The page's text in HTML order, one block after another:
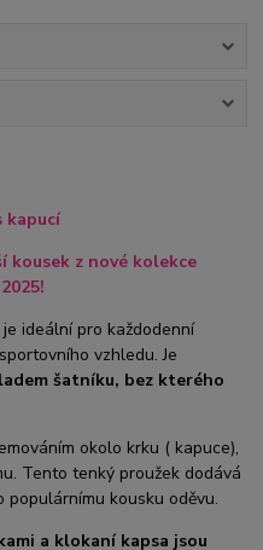
kapucí
kousek z nové kolekce
je ideální pro každodenní
vzhledu. Je
šatníku, bez kterého
okolo krku ( kapuce),
Tento tenký proužek dodává
kousku oděvu.
a klokaní kapsa jsou